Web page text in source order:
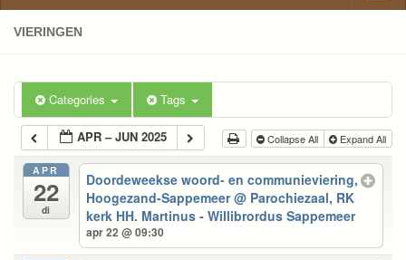
VIERINGEN
Categories Tags
APR – JUN 2025 Collapse All Expand All
APR
22
di
Doordeweekse woord- en communieviering,
Hoogezand-Sappemeer@ Parochiezaal, RK
kerk HH. Martinus - Willibrordus Sappemeer
apr 22 @ 09:30